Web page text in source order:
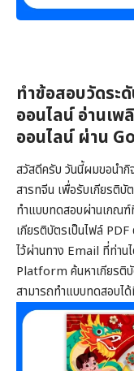
ทำข้อสอบวัดระ
ออนไลน์ อ่านเพ
ออนไลน์ ผ่าน
สวัสดีครับ วันนี้ผมขอนำกิ
สารทจีน เพื่อรับเกียรติ
ทำแบบทดสอบผ่านเกณฑ์
เกียรติบัตรเป็นไฟล์
ไว้ผ่านทาง Email ที่ท่าน
Platform ค้นหาเกียรติบั
สามารถทำแบบทดสอบไ